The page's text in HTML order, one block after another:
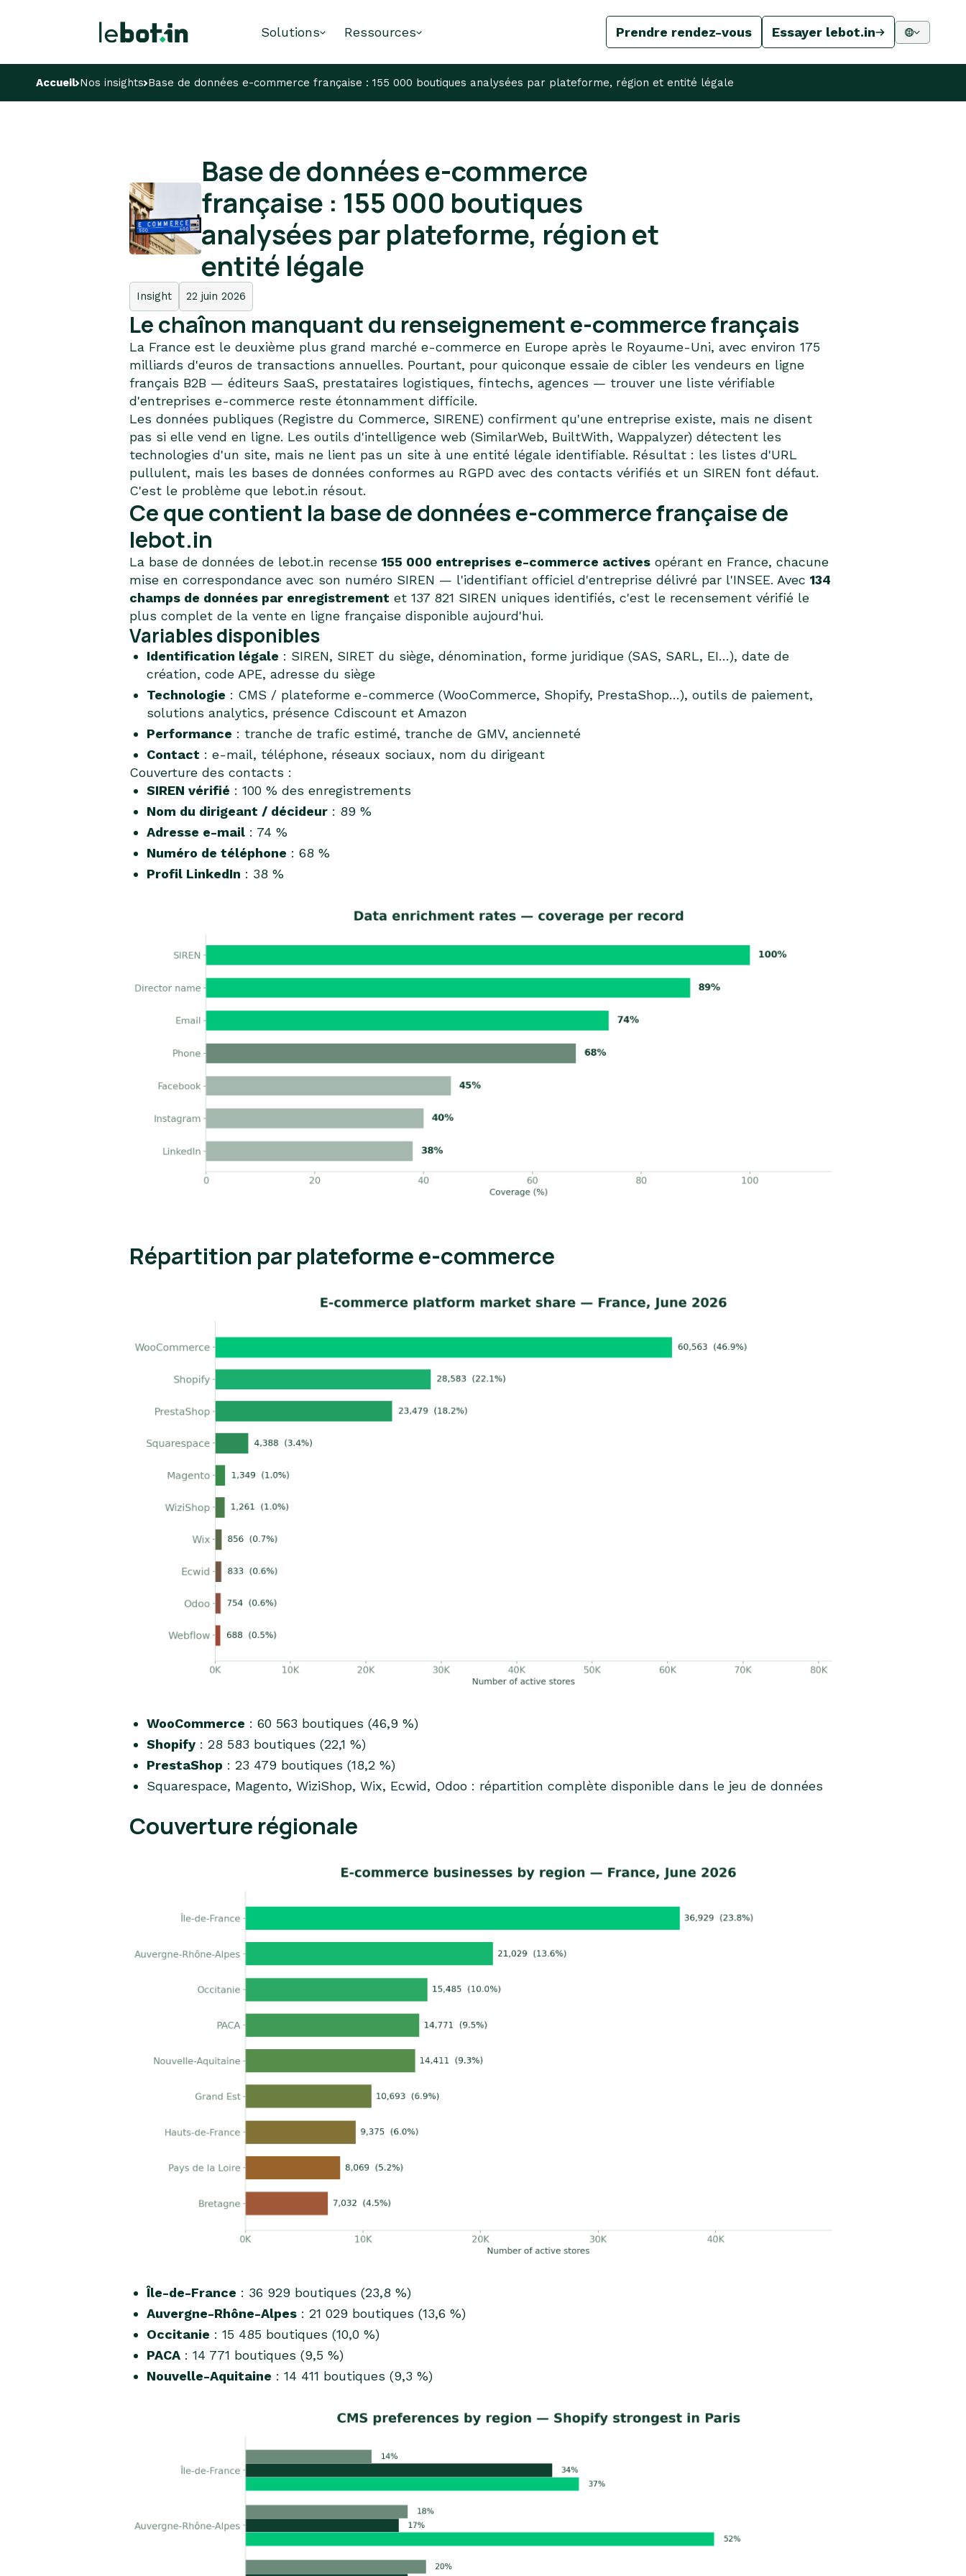
Solutions Ressources Prendre rendez-vous Essayer lebot.in
Accueil Nos insights Base de données e-commerce française : 155 000 boutiques analysées par plateforme, région et entité légale
Base de données e-commerce
française : 155 000 boutiques
analysées par plateforme, région et
entité légale
Insight 22 juin 2026
Le chaînon manquant du renseignement e-commerce français
La France est le deuxième plus grand marché e-commerce en Europe après le Royaume-Uni, avec environ 175
milliards d'euros de transactions annuelles. Pourtant, pour quiconque essaie de cibler les vendeurs en ligne
français B2B — éditeurs SaaS, prestataires logistiques, fintechs, agences — trouver une liste vérifiable
d'entreprises e-commerce reste étonnamment difficile.
Les données publiques (Registre du Commerce, SIRENE) confirment qu'une entreprise existe, mais ne disent
pas si elle vend en ligne. Les outils d'intelligence web (SimilarWeb, BuiltWith, Wappalyzer) détectent les
technologies d'un site, mais ne lient pas un site à une entité légale identifiable. Résultat : les listes d'URL
pullulent, mais les bases de données conformes au RGPD avec des contacts vérifiés et un SIREN font défaut.
C'est le problème que lebot.in résout.
Ce que contient la base de données e-commerce française de
lebot.in
La base de données de lebot.in recense 155 000 entreprises e-commerce actives opérant en France, chacune
mise en correspondance avec son numéro SIREN — l'identifiant officiel d'entreprise délivré par l'INSEE. Avec 134
champs de données par enregistrement et 137 821 SIREN uniques identifiés, c'est le recensement vérifié le
plus complet de la vente en ligne française disponible aujourd'hui.
Variables disponibles
Identification légale : SIREN, SIRET du siège, dénomination, forme juridique (SAS, SARL, EI…), date de
création, code APE, adresse du siège
Technologie : CMS / plateforme e-commerce (WooCommerce, Shopify, PrestaShop…), outils de paiement,
solutions analytics, présence Cdiscount et Amazon
Performance : tranche de trafic estimé, tranche de GMV, ancienneté
Contact : e-mail, téléphone, réseaux sociaux, nom du dirigeant
Couverture des contacts :
SIREN vérifié : 100 % des enregistrements
Nom du dirigeant / décideur : 89 %
Adresse e-mail : 74 %
Numéro de téléphone : 68 %
Profil LinkedIn : 38 %
Répartition par plateforme e-commerce
WooCommerce : 60 563 boutiques (46,9 %)
Shopify : 28 583 boutiques (22,1 %)
PrestaShop : 23 479 boutiques (18,2 %)
Squarespace, Magento, WiziShop, Wix, Ecwid, Odoo : répartition complète disponible dans le jeu de données
Couverture régionale
Île-de-France : 36 929 boutiques (23,8 %)
Auvergne-Rhône-Alpes : 21 029 boutiques (13,6 %)
Occitanie : 15 485 boutiques (10,0 %)
PACA : 14 771 boutiques (9,5 %)
Nouvelle-Aquitaine : 14 411 boutiques (9,3 %)